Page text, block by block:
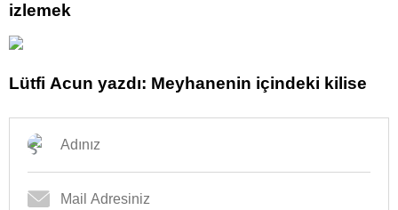
izlemek
Lütfi Acun yazdı: Meyhanenin içindeki kilise